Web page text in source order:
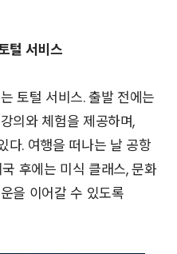
털 서비스
토털 서비스. 출발 전에는
의와 체험을 제공하며,
다. 여행을 떠나는 날 공항
후에는 미식 클래스, 문화
을 이어갈 수 있도록